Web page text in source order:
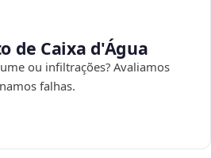
de Caixa d'Água
ou infiltrações? Avaliamos
falhas.